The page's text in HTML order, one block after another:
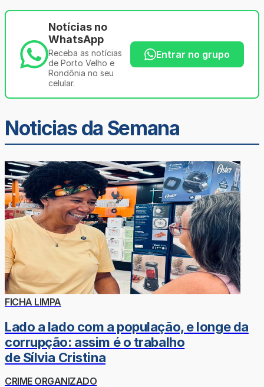
Notícias no
WhatsApp
Receba as notícias
de Porto Velho e
Rondônia no seu
celular.
Entrar no grupo
Noticias da Semana
FICHA LIMPA
Lado a lado com a população, e longe da
corrupção: assim é o trabalho
de Sílvia Cristina
CRIME ORGANIZADO